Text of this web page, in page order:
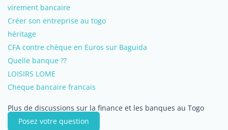
virement bancaire
Créer son entreprise au togo
héritage
CFA contre chèque en Euros sur Baguida
Quelle banque ??
LOISIRS LOME
Cheque bancaire francais
Plus de discussions sur la finance et les banques au Togo
Posez votre question